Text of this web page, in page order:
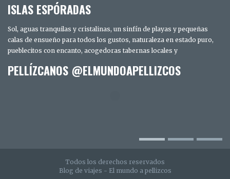
ISLAS ESPÓRADAS
Sol, aguas tranquilas y cristalinas, un sinfín de playas y pequeñas
calas de ensueño para todos los gustos, naturaleza en estado puro,
pueblecitos con encanto, acogedoras tabernas locales y
PELLÍZCANOS @ELMUNDOAPELLIZCOS
Todos los derechos reservados
Blog de viajes - El mundo a pellizcos